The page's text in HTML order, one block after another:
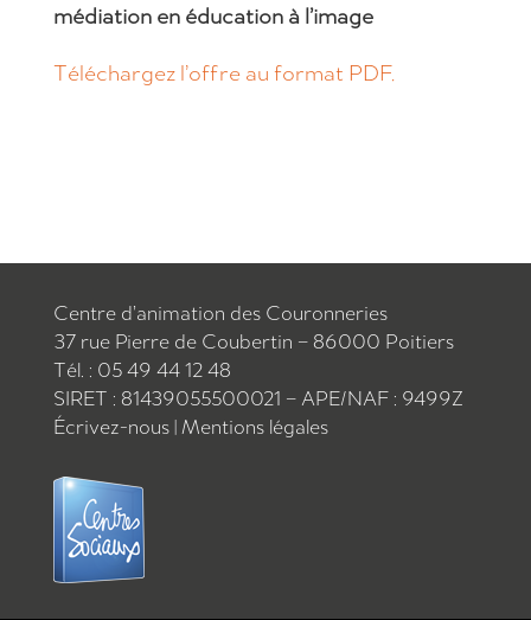
médiation en éducation à l’image
Téléchargez l’offre au format PDF.
Centre d’animation des Couronneries
37 rue Pierre de Coubertin – 86000 Poitiers
Tél. : 05 49 44 12 48
SIRET : 81439055500021 – APE/NAF : 9499Z
Écrivez-nous|Mentions légales